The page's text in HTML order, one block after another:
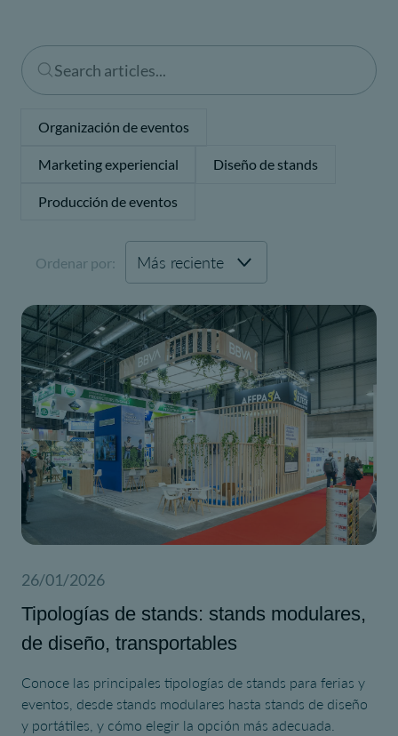
Organización de eventos
Marketing experiencial Diseño de stands
Producción de eventos
Ordenar por:
26/01/2026
Tipologías de stands: stands modulares,
de diseño, transportables
Conoce las principales tipologías de stands para ferias y
eventos, desde stands modulares hasta stands de diseño
y portátiles, y cómo elegir la opción más adecuada.